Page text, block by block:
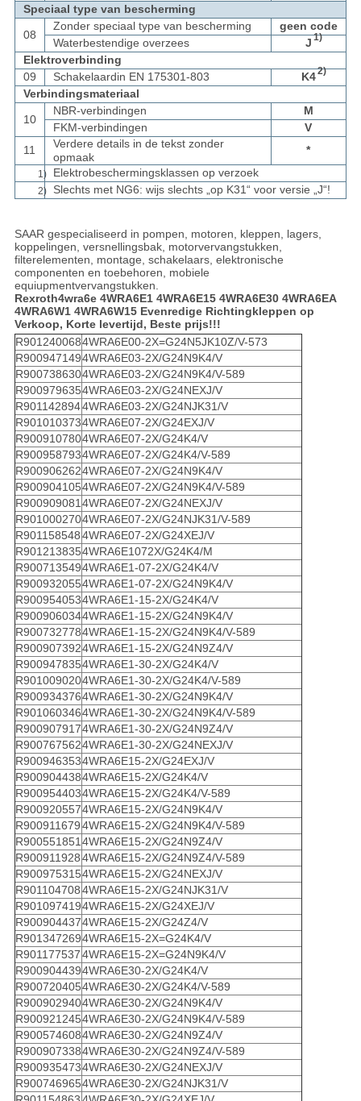
Speciaal type van bescherming
08
Zonder speciaal type van bescherming
geen code
Waterbestendige overzees
J 1)
Elektroverbinding
09
Schakelaardin EN 175301-803 K42)
Verbindingsmateriaal
10
NBR-verbindingen
M
FKM-verbindingen
V
11
Verdere details in de tekst zonder
opmaak
*
1) Elektrobeschermingsklassen op verzoek
2) Slechts met NG6: wijs slechts „op K31“ voor versie „J“!
SAAR gespecialiseerd in pompen, motoren, kleppen, lagers,
koppelingen, versnellingsbak, motorvervangstukken,
filterelementen, montage, schakelaars, elektronische
componenten en toebehoren, mobiele
equiupmentvervangstukken.
Rexroth4wra6e 4WRA6E1 4WRA6E15 4WRA6E30 4WRA6EA
4WRA6W1 4WRA6W15 Evenredige Richtingkleppen op
Verkoop, Korte levertijd, Beste prijs!!!
R9012400684WRA6E00-2X=G24N5JK10Z/V-573
R9009471494WRA6E03-2X/G24N9K4/V
R9007386304WRA6E03-2X/G24N9K4/V-589
R9009796354WRA6E03-2X/G24NEXJ/V
R9011428944WRA6E03-2X/G24NJK31/V
R9010103734WRA6E07-2X/G24EXJ/V
R9009107804WRA6E07-2X/G24K4/V
R9009587934WRA6E07-2X/G24K4/V-589
R9009062624WRA6E07-2X/G24N9K4/V
R9009041054WRA6E07-2X/G24N9K4/V-589
R9009090814WRA6E07-2X/G24NEXJ/V
R9010002704WRA6E07-2X/G24NJK31/V-589
R9011585484WRA6E07-2X/G24XEJ/V
R9012138354WRA6E1072X/G24K4/M
R9007135494WRA6E1-07-2X/G24K4/V
R9009320554WRA6E1-07-2X/G24N9K4/V
R9009540534WRA6E1-15-2X/G24K4/V
R9009060344WRA6E1-15-2X/G24N9K4/V
R9007327784WRA6E1-15-2X/G24N9K4/V-589
R9009073924WRA6E1-15-2X/G24N9Z4/V
R9009478354WRA6E1-30-2X/G24K4/V
R9010090204WRA6E1-30-2X/G24K4/V-589
R9009343764WRA6E1-30-2X/G24N9K4/V
R9010603464WRA6E1-30-2X/G24N9K4/V-589
R9009079174WRA6E1-30-2X/G24N9Z4/V
R9007675624WRA6E1-30-2X/G24NEXJ/V
R9009463534WRA6E15-2X/G24EXJ/V
R9009044384WRA6E15-2X/G24K4/V
R9009544034WRA6E15-2X/G24K4/V-589
R9009205574WRA6E15-2X/G24N9K4/V
R9009116794WRA6E15-2X/G24N9K4/V-589
R9005518514WRA6E15-2X/G24N9Z4/V
R9009119284WRA6E15-2X/G24N9Z4/V-589
R9009753154WRA6E15-2X/G24NEXJ/V
R9011047084WRA6E15-2X/G24NJK31/V
R9010974194WRA6E15-2X/G24XEJ/V
R9009044374WRA6E15-2X/G24Z4/V
R9013472694WRA6E15-2X=G24K4/V
R9011775374WRA6E15-2X=G24N9K4/V
R9009044394WRA6E30-2X/G24K4/V
R9007204054WRA6E30-2X/G24K4/V-589
R9009029404WRA6E30-2X/G24N9K4/V
R9009212454WRA6E30-2X/G24N9K4/V-589
R9005746084WRA6E30-2X/G24N9Z4/V
R9009073384WRA6E30-2X/G24N9Z4/V-589
R9009354734WRA6E30-2X/G24NEXJ/V
R9007469654WRA6E30-2X/G24NJK31/V